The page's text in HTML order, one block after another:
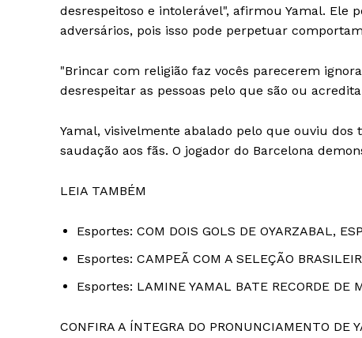
desrespeitoso e intolerável", afirmou Yamal.
adversários, pois isso pode perpetuar
"Brincar com religião faz vocês parecerem
desrespeitar as pessoas pelo que são ou
Yamal, visivelmente abalado pelo que ouviu
saudação aos fãs. O jogador do Barcelona
LEIA TAMBÉM
Esportes: COM DOIS GOLS DE OYARZABAL,
Esportes: CAMPEÃ COM A SELEÇÃO
Esportes: LAMINE YAMAL BATE RECORDE DE
CONFIRA A ÍNTEGRA DO PRONUNCIAMENTO DE